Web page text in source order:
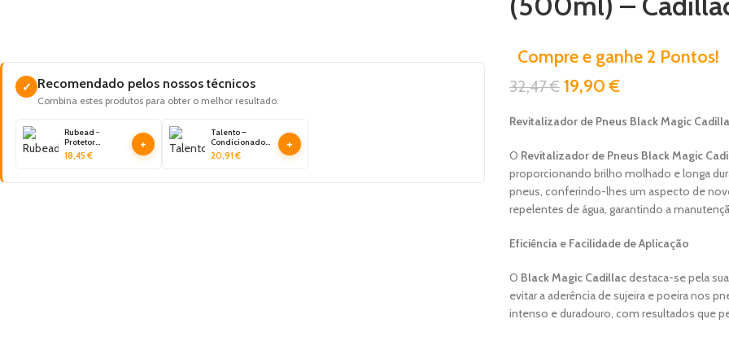
✓ Recomendado pelos nossos técnicos
Combina estes produtos para obter o melhor resultado.
Rubead -
Protetor
Concentrado
(500ml) -
18,45 €
+
Talento –
Condicionador
de Pneus –
Super Brilho
20,91 €
+
Compre e ganhe 2 Pontos!
32,47€ 19,90€
Revitalizador de Pneus Black Magic
O Revitalizador de Pneus Black Magic
proporcionando brilho molhado e longa
pneus, conferindo-lhes um aspecto de
repelentes de água, garantindo a
Eficiência e Facilidade de Aplicação
O Black Magic Cadillacdestaca-se pela
evitar a aderência de sujeira e poeira nos
intenso e duradouro, com resultados que